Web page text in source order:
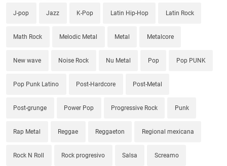
J-pop Jazz K-Pop Latin Hip-Hop Latin Rock
Math Rock Melodic Metal Metal Metalcore
New wave Noise Rock Nu Metal Pop Pop PUNK
Pop Punk Latino Post-Hardcore Post-Metal
Post-grunge Power Pop Progressive Rock Punk
Rap Metal Reggae Reggaeton Regional mexicana
Rock N Roll Rock progresivo Salsa Screamo